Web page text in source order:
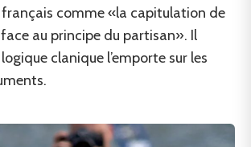
comme «la capitulation de
au principe du partisan». Il
clanique l’emporte sur les